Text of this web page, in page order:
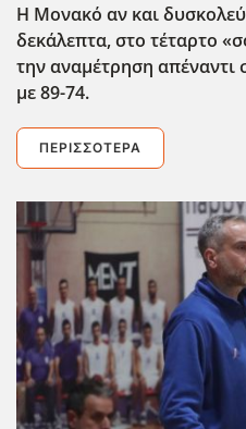
Η Μονακό αν και
δεκάλεπτα, στο τέταρτο
την αναμέτρηση απέναντι
με 89-74.
ΠΕΡΙΣΣΌΤΕΡΑ